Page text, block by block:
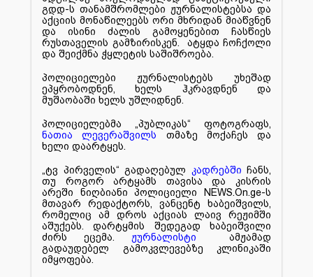
გდდ-ს თანამშრომლები ჟურნალისტებსა და
აქციის მონაწილეებს ორი მხრიდან მიაწვნენ
და ისინი ძალის გამოყენებით ჩასწიეს
რუსთაველის გამზირისკენ. ატყდა ჩოჩქოლი
და შეიქმნა ჭყლეტის საშიშროება.
პოლიციელები ჟურნალისტებს უხეშად
ეპყრობოდნენ, ხელს ჰკრავდნენ და
მუშაობაში ხელს უშლიდნენ.
პოლიციელებმა „პუბლიკას“ ფოტოგრაფს,
ნათია ლევერაშვილს
თმაზე მოქაჩეს და
ხელი დაარტყეს.
„ტვ პირველის“ გადაღებულ კადრებში ჩანს,
თუ როგორ არტყამს თავისა და კისრის
არეში ნიღბიანი პოლიციელი NEWS.On.ge-ს
მთავარ რედაქტორს, ვანცენტ ხაბეიშვილს,
რომელიც ამ დროს აქციას ლაივ რეჟიმში
აშუქებს. დარტყმის შედეგად ხაბეიშვილი
ძირს ეცემა.
ჟურნალისტი ამჟამად
გადაუდებელ გამოკვლევებზე კლინიკაში
იმყოფება.